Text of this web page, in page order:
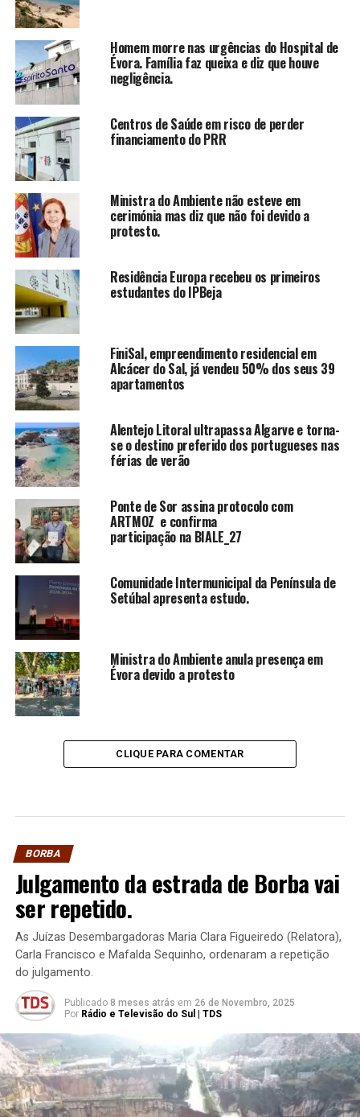
Homem morre nas urgências do Hospital de
Évora. Família faz queixa e diz que houve
negligência.
Centros de Saúde em risco de perder
financiamento do PRR
Ministra do Ambiente não esteve em
cerimónia mas diz que não foi devido a
protesto.
Residência Europa recebeu os primeiros
estudantes do IPBeja
FiniSal, empreendimento residencial em
Alcácer do Sal, já vendeu 50% dos seus 39
apartamentos
Alentejo Litoral ultrapassa Algarve e torna-
se o destino preferido dos portugueses nas
férias de verão
Ponte de Sor assina protocolo com
ARTMOZ e confirma
participação na BIALE_27
Comunidade Intermunicipal da Península de
Setúbal apresenta estudo.
Ministra do Ambiente anula presença em
Évora devido a protesto
CLIQUE PARA COMENTAR
BORBA
Julgamento da estrada de Borba vai
ser repetido.
As Juízas Desembargadoras Maria Clara Figueiredo (Relatora),
Carla Francisco e Mafalda Sequinho, ordenaram a repetição
do julgamento.
Publicado 8 meses atrás em 26 de Novembro, 2025
Por Rádio e Televisão do Sul | TDS